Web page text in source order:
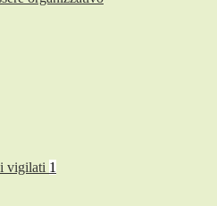
vigilati 1